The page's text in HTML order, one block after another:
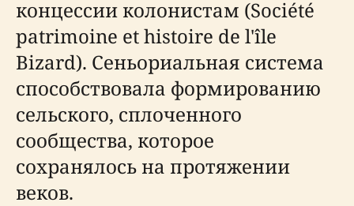
концессии колонистам (Société
patrimoine et histoire de l'île
Bizard). Сеньориальная система
способствовала формированию
сельского, сплоченного
сообщества, которое
сохранялось на протяжении
веков.